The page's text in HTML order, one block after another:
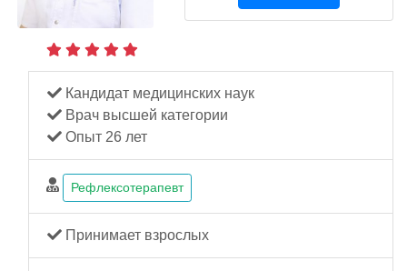
Кандидат медицинских наук
Врач высшей категории
Опыт 26 лет
Рефлексотерапевт
Принимает взрослых